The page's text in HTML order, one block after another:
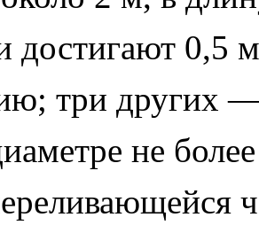
достигают 0,5
три других
не